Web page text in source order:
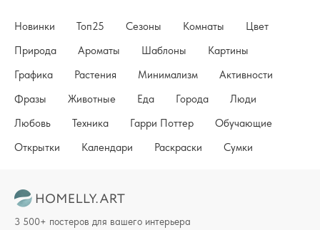
Новинки Топ25 Сезоны Комнаты
Цвет
Природа
Ароматы Шаблоны
Картины
Графика
Растения Минимализм
Активности
Фразы
Животные Еда Города
Люди
Любовь
Техника Гарри Поттер
Обучающие
Открытки
Календари Раскраски Сумки
3 500+ постеров для вашего интерьера